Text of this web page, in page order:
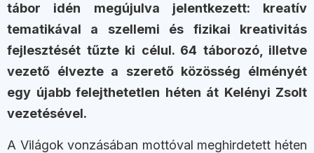
tábor idén megújulva jelentkezett: kreatív
tematikával a szellemi és fizikai kreativitás
fejlesztését tűzte ki célul. 64 táborozó, illetve
vezető élvezte a szerető közösség élményét
egy újabb felejthetetlen héten át Kelényi Zsolt
vezetésével.
A Világok vonzásában mottóval meghirdetett héten